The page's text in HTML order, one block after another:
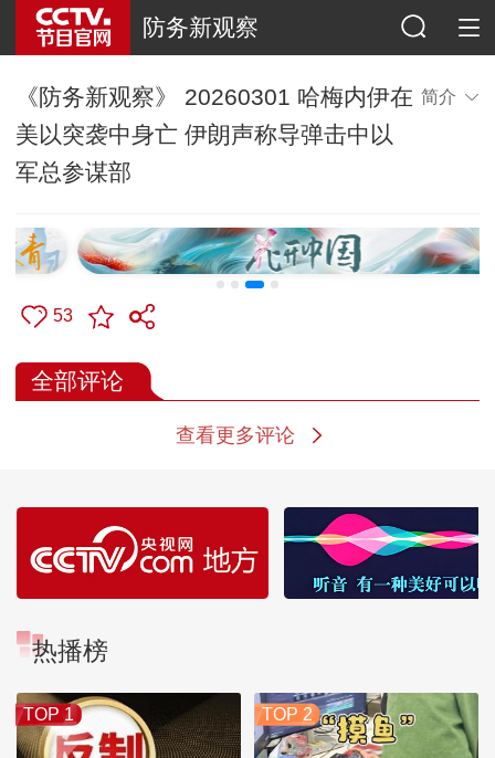
防务新观察
《防务新观察》 20260301 哈梅内伊在
美以突袭中身亡 伊朗声称导弹击中以
军总参谋部
简介
53
全部评论
查看更多评论
热播榜
TOP 1 TOP 2